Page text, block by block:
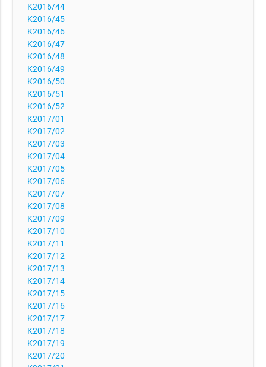
K2016/44
K2016/45
K2016/46
K2016/47
K2016/48
K2016/49
K2016/50
K2016/51
K2016/52
K2017/01
K2017/02
K2017/03
K2017/04
K2017/05
K2017/06
K2017/07
K2017/08
K2017/09
K2017/10
K2017/11
K2017/12
K2017/13
K2017/14
K2017/15
K2017/16
K2017/17
K2017/18
K2017/19
K2017/20